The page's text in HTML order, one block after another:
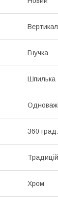
Гнучка
Шпилька
360 град.
Хром